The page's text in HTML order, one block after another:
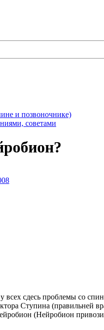
и позвоночнике)
советами
всех сдесь проблемы со
Ступина (правильней
(Нейробион